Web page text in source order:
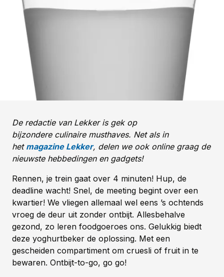
De redactie van Lekker is gek op
bijzondere culinaire musthaves. Net als in
het magazine Lekker, delen we ook online graag de
nieuwste hebbedingen en gadgets!
Rennen, je trein gaat over 4 minuten! Hup, de
deadline wacht! Snel, de meeting begint over een
kwartier! We vliegen allemaal wel eens ’s ochtends
vroeg de deur uit zonder ontbijt. Allesbehalve
gezond, zo leren foodgoeroes ons. Gelukkig biedt
deze yoghurtbeker de oplossing. Met een
gescheiden compartiment om cruesli of fruit in te
bewaren. Ontbijt-to-go, go go!